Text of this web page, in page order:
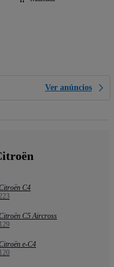
Ver anúncios
C4
223
C5 Aircross
129
e-C4
120